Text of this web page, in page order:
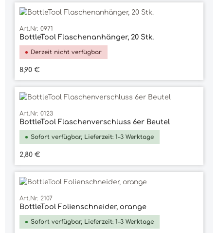
Art.Nr. 0971
BottleTool Flaschenanhänger, 20 Stk.
Derzeit nicht verfügbar
Regulärer Preis:
8,90 €
Art.Nr. 0123
BottleTool Flaschenverschluss 6er Beutel
Sofort verfügbar, Lieferzeit: 1-3 Werktage
Regulärer Preis:
2,80 €
Art.Nr. 2107
BottleTool Folienschneider, orange
Sofort verfügbar, Lieferzeit: 1-3 Werktage